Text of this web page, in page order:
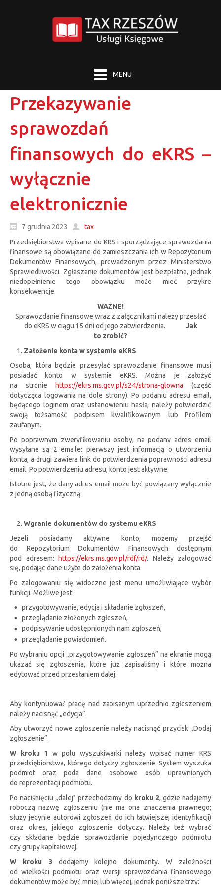
MENU
Przekazywanie
sprawozdań
finansowych do eKRS –
wyłącznie
elektronicznie
7 grudnia 2023
tax
Przedsiębiorstwa wpisane do KRS i sporządzające sprawozdania
finansowe są obowiązane do zamieszczania ich w Repozytorium
Dokumentów Finansowych, prowadzonym przez Ministerstwo
Sprawiedliwości. Zgłaszanie dokumentów jest bezpłatne, jednak
niedopełnienie tego obowiązku może mieć przykre
konsekwencje.
WAŻNE!
Sprawozdanie finansowe wraz z załącznikami należy przesłać
do eKRS w ciągu 15 dni od jego zatwierdzenia. Jak
to zrobić?
Założenie konta w systemie eKRS
Osoba, która będzie przesyłać sprawozdanie finansowe musi
posiadać konto w systemie eKRS. Można je założyć
na stroniehttps://ekrs.ms.gov.pl/s24/strona-glowna (część
dotycząca logowania na dole strony). Po podaniu adresu email,
będącego loginem oraz ustanowieniu hasła, należy potwierdzić
swoją tożsamość podpisem kwalifikowanym lub Profilem
zaufanym.
Po poprawnym zweryfikowaniu osoby, na podany adres email
wysyłane są 2 emaile: pierwszy jest informacją o utworzeniu
konta, a drugi zawiera link do potwierdzenia poprawności adresu
email. Po potwierdzeniu adresu, konto jest aktywne.
Istotne jest, że dany adres email może być powiązany wyłącznie
z jedną osobą fizyczną.
Wgranie dokumentów do systemu eKRS
Jeżeli posiadamy aktywne konto, możemy przejść
do Repozytorium Dokumentów Finansowych dostępnym
pod adresem: https://ekrs.ms.gov.pl/rdf/rd/. Należy zalogować
się, podając dane użyte do założenia konta.
Po zalogowaniu się widoczne jest menu umożliwiające wybór
funkcji. Możliwe jest:
przygotowywanie, edycja i składanie zgłoszeń,
przeglądanie złożonych zgłoszeń,
podpisywanie udostępnionych nam zgłoszeń,
przeglądanie powiadomień.
Po wybraniu opcji „przygotowywanie zgłoszeń” na ekranie mogą
ukazać się zgłoszenia, które już zapisaliśmy i które można
edytować przed przesłaniem dalej:
Aby kontynuować pracę nad zapisanym uprzednio zgłoszeniem
należy nacisnąć „edycja”.
Aby utworzyć nowe zgłoszenie należy nacisnąć przycisk „Dodaj
zgłoszenie”.
W kroku 1 w polu wyszukiwarki należy wpisać numer KRS
przedsiębiorstwa, którego dotyczy zgłoszenie. System wyszuka
podmiot oraz poda dane osobowe osób uprawnionych
do reprezentacji podmiotu.
Po naciśnięciu „dalej” przechodzimy do kroku 2, gdzie nadajemy
roboczą nazwę zgłoszeniu (nie ma ona znaczenia prawnego;
służy jedynie autorowi zgłoszeń do ich łatwiejszej identyfikacji)
oraz okres, jakiego zgłoszenie dotyczy. Należy też wybrać
czy składane będzie sprawozdanie pojedynczego podmiotu
czy grupy kapitałowej.
W kroku 3 dodajemy kolejno dokumenty. W zależności
od wielkości podmiotu oraz wersji sprawozdania finansowego
dokumentów może być mniej lub więcej, jednak poniższe trzy: